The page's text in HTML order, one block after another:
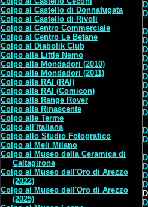
Colpo al Castello di Donnafugata
Colpo al Castello di Rivoli
Colpo al Centro Commerciale
Colpo al Centro Le Befane
Colpo al Diabolik Club
Colpo alla Little Nemo
Colpo alla Mondadori (2010)
Colpo alla Mondadori (2011)
Colpo alla RAI (RAI)
Colpo alla RAI (Comicon)
Colpo alla Range Rover
Colpo alla Rinascente
Colpo alle Terme
Colpo all'Italiana
Colpo allo Studio Fotografico
Colpo al Meli Milano
Colpo al Museo della Ceramica di
Caltagirone
Colpo al Museo dell'Oro di Arezzo
(2022)
Colpo al Museo dell'Oro di Arezzo
(2025)